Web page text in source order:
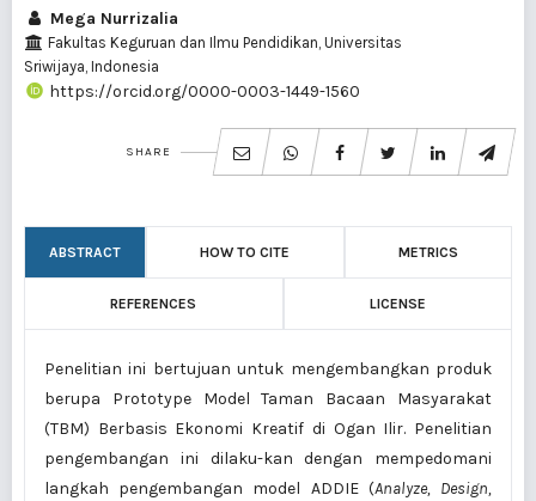
Mega Nurrizalia
Fakultas Keguruan dan Ilmu Pendidikan, Universitas
Sriwijaya, Indonesia
https://orcid.org/0000-0003-1449-1560
SHARE
ABSTRACT HOW TO CITE METRICS
REFERENCES LICENSE
Penelitian ini bertujuan untuk mengembangkan produk
berupa Prototype Model Taman Bacaan Masyarakat
(TBM) Berbasis Ekonomi Kreatif di Ogan Ilir. Penelitian
pengembangan ini dilaku-kan dengan mempedomani
langkah pengembangan model ADDIE (Analyze, Design,